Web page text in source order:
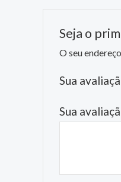
Seja o
O seu
Sua
Sua